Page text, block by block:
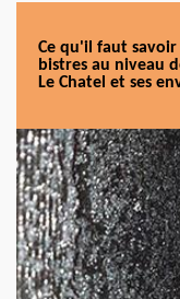
Ce qu'il faut
bistres au niveau
Le Chatel et ses